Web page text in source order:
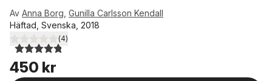
Av Anna Borg Gunilla Carlsson Kendall
Häftad, Svenska, 2018
4,8utav 5 stjärnor. Totalt antal röster:
(4)
450 kr